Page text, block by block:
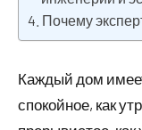
Почему
Каждый дом
спокойное, как